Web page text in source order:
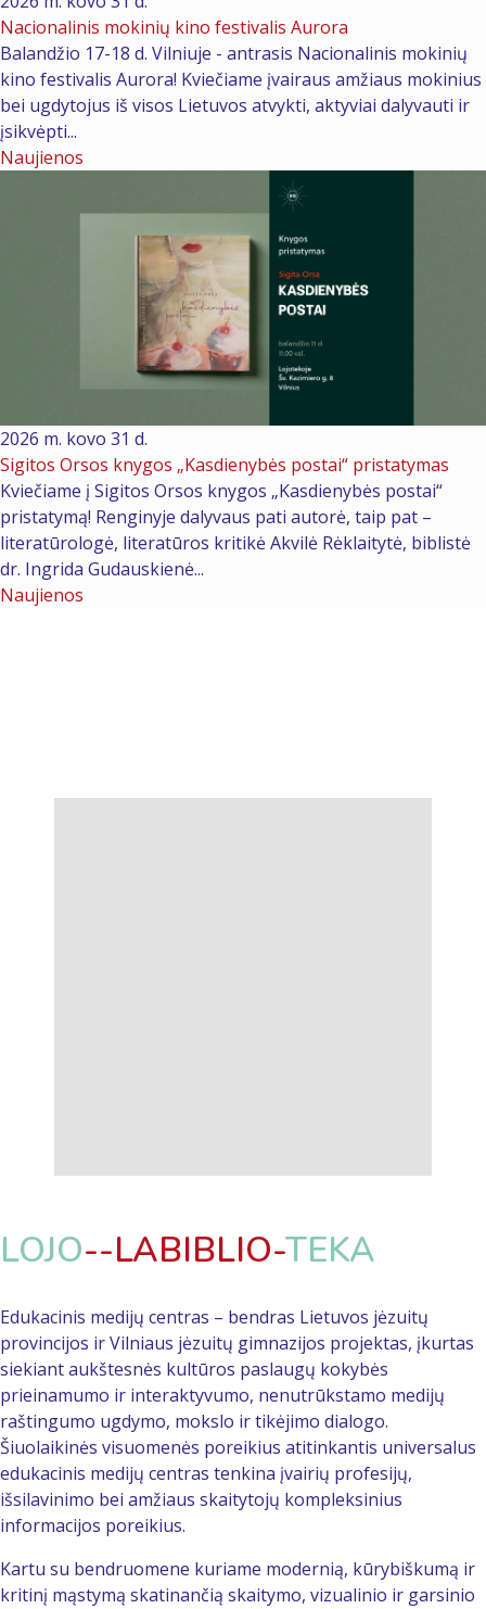
Nacionalinis mokinių kino festivalis Aurora
Balandžio 17-18 d. Vilniuje - antrasis Nacionalinis mokinių
kino festivalis Aurora! Kviečiame įvairaus amžiaus mokinius
bei ugdytojus iš visos Lietuvos atvykti, aktyviai dalyvauti ir
įsikvėpti...
Naujienos
2026 m. kovo 31 d.
Sigitos Orsos knygos „Kasdienybės postai“ pristatymas
Kviečiame į Sigitos Orsos knygos „Kasdienybės postai“
pristatymą! Renginyje dalyvaus pati autorė, taip pat –
literatūrologė, literatūros kritikė Akvilė Rėklaitytė, biblistė
dr. Ingrida Gudauskienė...
Naujienos
LOJO--LABIBLIO-TEKA
Edukacinis medijų centras – bendras Lietuvos jėzuitų
provincijos ir Vilniaus jėzuitų gimnazijos projektas, įkurtas
siekiant aukštesnės kultūros paslaugų kokybės
prieinamumo ir interaktyvumo, nenutrūkstamo medijų
raštingumo ugdymo, mokslo ir tikėjimo dialogo.
Šiuolaikinės visuomenės poreikius atitinkantis universalus
edukacinis medijų centras tenkina įvairių profesijų,
išsilavinimo bei amžiaus skaitytojų kompleksinius
informacijos poreikius.
Kartu su bendruomene kuriame modernią, kūrybiškumą ir
kritinį mąstymą skatinančią skaitymo, vizualinio ir garsinio